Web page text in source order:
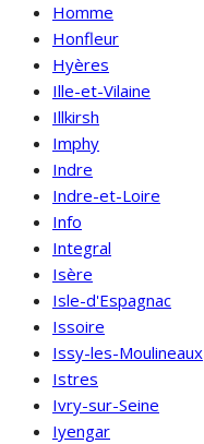
Homme
Honfleur
Hyères
Ille-et-Vilaine
Illkirsh
Imphy
Indre
Indre-et-Loire
Info
Integral
Isère
Isle-d'Espagnac
Issoire
Issy-les-Moulineaux
Istres
Ivry-sur-Seine
Iyengar